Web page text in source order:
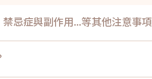
忌症與副作用...等其他注意事項